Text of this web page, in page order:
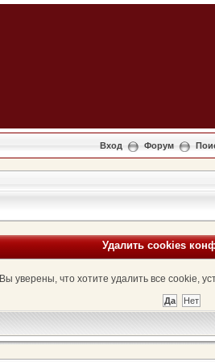
Вход Форум
Удалить cookies
Вы уверены, что хотите удалить все cookie,